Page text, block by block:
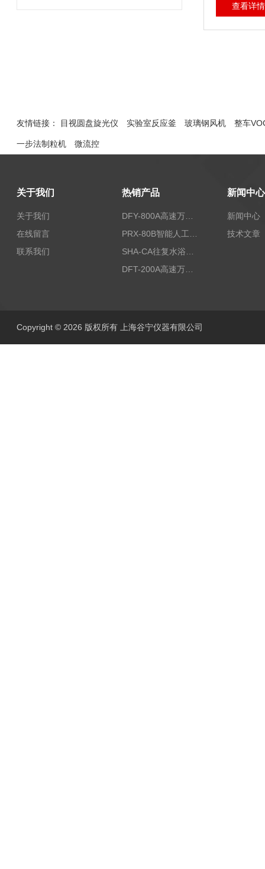
查看详情
友情链接： 目视圆盘旋光仪 实验室反应釜 玻璃钢风机 整车
一步法制粒机 微流控
关于我们
关于我们
在线留言
联系我们
热销产品 新闻中心
新闻中心
技术文章
Copyright © 2026 版权所有 上海谷宁仪器有限公司